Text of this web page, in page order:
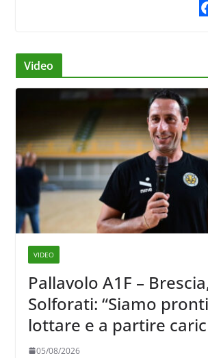
Video
VIDEO
Pallavolo A1F –
Solforati: “Siamo
lottare e a partire
primo giorno”
05/08/2026